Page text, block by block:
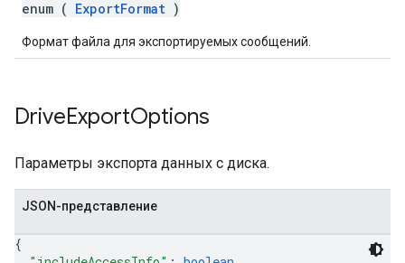
enum ( ExportFormat )
Формат файла для экспортируемых сообщений.
DriveExportOptions
Параметры экспорта данных с диска.
JSON-представление
{